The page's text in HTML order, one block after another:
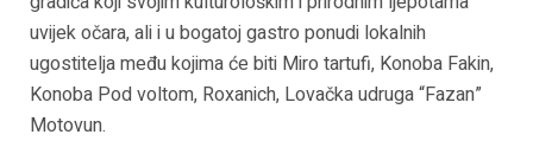
uvijek očara, ali i u bogatoj gastro ponudi lokalnih
ugostitelja među kojima će biti Miro tartufi, Konoba Fakin,
Konoba Pod voltom, Roxanich, Lovačka udruga “Fazan”
Motovun.